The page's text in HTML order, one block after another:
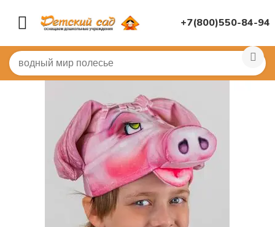
+7(800)550-84-94
Главная / КОСТЮМЫ / Шапочки